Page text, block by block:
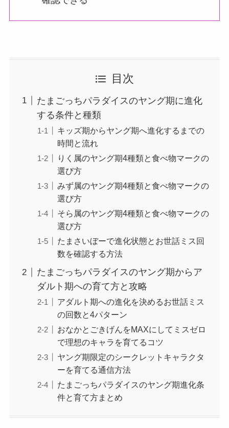
目次
たまごっちパラダイスのヤング期に進化
する条件と種類
キッズ期からヤング期へ進化するまでの
時間と流れ
りく属のヤング期4種類と食べ物マークの
選び方
みず属のヤング期4種類と食べ物マークの
選び方
そら属のヤング期4種類と食べ物マークの
選び方
たまさいぼーで進化状態とお世話ミス回
数を確認する方法
たまごっちパラダイスのヤング期からア
ダルト期への育て方と攻略
アダルト期への進化を決めるお世話ミス
の回数と4パターン
おなかとごきげんをMAXにしてミスゼロ
で理想のキャラを育てるコツ
ヤング期限定のシークレットキャラクタ
ーを育てる通信方法
たまごっちパラダイスのヤング期進化条
件と育て方まとめ